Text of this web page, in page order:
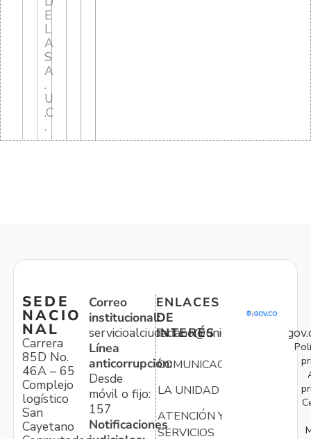
E
L
A
S
A
.
U
.C
.
SEDE
NACIO
NAL
Carrera
85D No.
46A – 65
Complejo
logístico
San
Cayetano
Correo
institucional:
Línea
anticorrupción:
Desde
móvil o fijo:
157
Notificaciones
ENLACES
DE
INTERÉS
COMUNICACIONES
LA UNIDAD
ATENCIÓN Y
SERVICIOS